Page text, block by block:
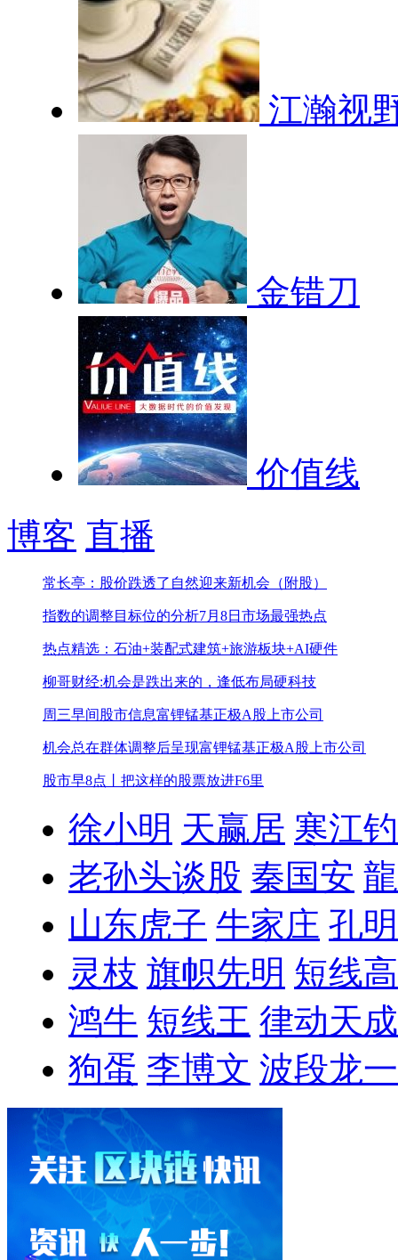
江瀚视
金错刀
价值线
博客 直播
常长亭：股价跌透了自然迎来新机会（附股）
指数的调整目标位的分析7月8日市场最强热点
热点精选：石油+装配式建筑+旅游板块+AI硬件
柳哥财经:机会是跌出来的，逢低布局硬科技
周三早间股市信息富锂锰基正极A股上市公司
机会总在群体调整后呈现富锂锰基正极A股上市公司
股市早8点丨把这样的股票放进F6里
徐小明 天赢居 寒江
老孙头谈股 秦国安
山东虎子 牛家庄 孔
灵枝 旗帜先明 短线
鸿牛 短线王 律动天成
狗蛋 李博文 波段龙一